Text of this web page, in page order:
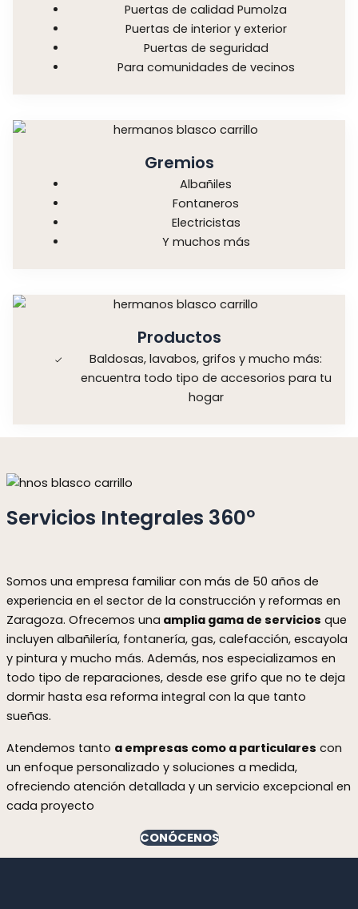
Puertas de calidad Pumolza
Puertas de interior y exterior
Puertas de seguridad
Para comunidades de vecinos
Gremios
Albañiles
Fontaneros
Electricistas
Y muchos más
Productos
Baldosas, lavabos, grifos y mucho más:
encuentra todo tipo de accesorios para tu
hogar
Servicios Integrales 360º
Somos una empresa familiar con más de 50 años de
experiencia en el sector de la construcción y reformas en
Zaragoza. Ofrecemos una amplia gama de servicios que
incluyen albañilería, fontanería, gas, calefacción, escayola
y pintura y mucho más. Además, nos especializamos en
todo tipo de reparaciones, desde ese grifo que no te deja
dormir hasta esa reforma integral con la que tanto
sueñas.
Atendemos tanto a empresas como a particulares con
un enfoque personalizado y soluciones a medida,
ofreciendo atención detallada y un servicio excepcional en
cada proyecto
CONÓCENOS